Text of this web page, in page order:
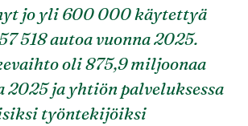
jo yli 600 000 käytettyä
518 autoa vuonna 2025.
oli 875,9 miljoonaa
2025 ja yhtiön palveluksessa
työntekijöiksi